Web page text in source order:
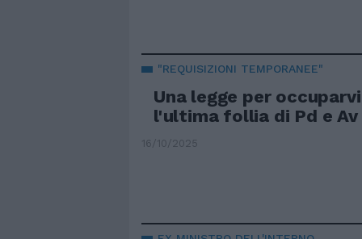
"REQUISIZIONI TEMPORANEE"
Una legge per
l'ultima follia di Pd e Av
16/10/2025